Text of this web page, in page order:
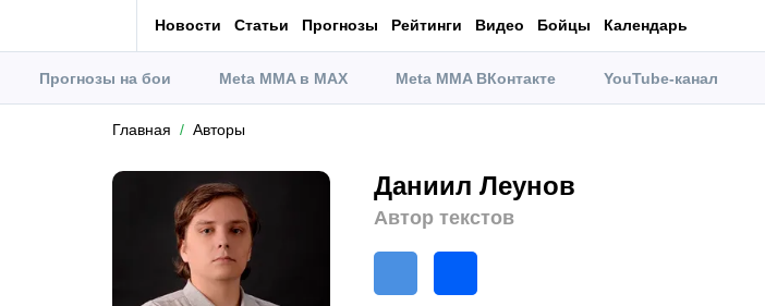
Новости Статьи Прогнозы Рейтинги Видео Бойцы Календарь
Прогнозы на бои Meta MMA в MAX Meta MMA ВКонтакте YouTube-канал
Главная Авторы
Даниил Леунов
Автор текстов